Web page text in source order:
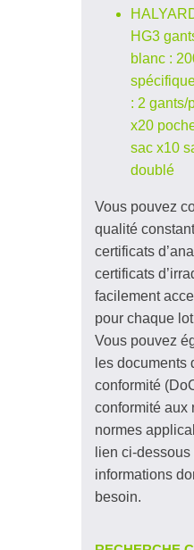
HG3
blanc :
: 2 gants/
x20
sac x10
doublé
Vous pouvez
qualité
certificats
certificats
facilement
pour chaque
Vous pouvez
les documents
conformité
conformité aux
normes
lien ci-
informations
besoin.